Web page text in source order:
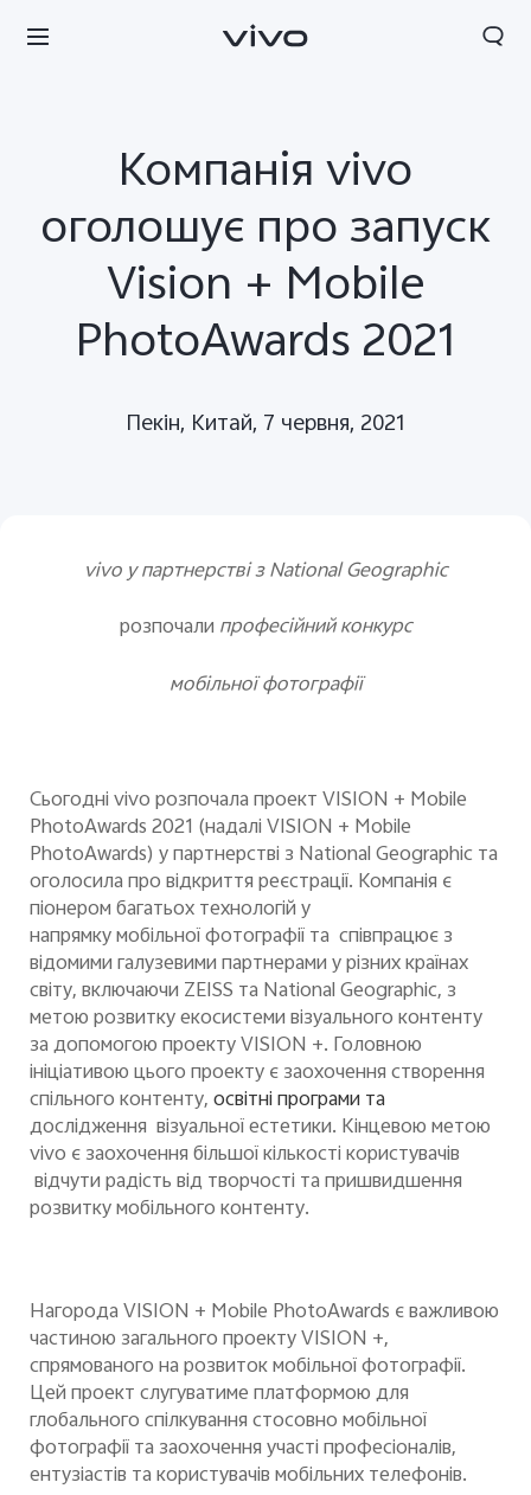
Компанія vivo
оголошує про запуск
Vision + Mobile
PhotoAwards 2021
Пекін, Китай, 7 червня, 2021
vivoу партнерствізNational Geographic
розпочали професійний конкурс
мобільної фотографії
Сьогодні vivo розпочала проект VISION + Mobile
PhotoAwards 2021 (надалі VISION + Mobile
PhotoAwards) у партнерстві з National Geographic та
оголосила про відкриття реєстрації. Компанія є
піонеромбагатьохтехнологійу
напрямкумобільної фотографіїта співпрацює з
відомими галузевими партнерами у різних країнах
світу, включаючи ZEISS та National Geographic, з
метою розвитку екосистеми візуального контенту
за допомогою проекту VISION +. Головною
ініціативою цього проекту є заохочення створення
спільного контенту,освітні програми та
дослідження візуальної естетики. Кінцевою метою
vivo є заохочення більшої кількості користувачів
відчути радість від творчості та пришвидшення
розвитку мобільного контенту.
Нагорода VISION + Mobile PhotoAwards є важливою
частиною загального проекту VISION +,
спрямованого нарозвитокмобільної фотографії.
Цей проектслугуватимеплатформою для
глобального спілкування стосовномобільної
фотографії та заохоченняучастіпрофесіоналів,
ентузіастів та користувачів мобільних телефонів.